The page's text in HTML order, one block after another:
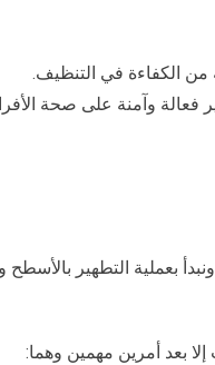
من الكفاءة في التنظيف.
وآمنة على صحة
بعملية التطهير بالأسطح
إلا بعد أمرين مهمين وهما: